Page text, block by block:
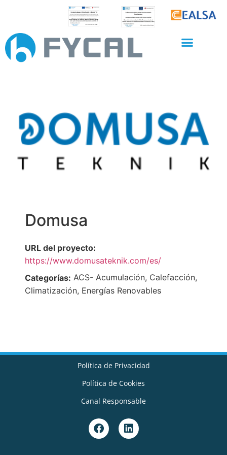
Domusa
URL del proyecto:
https://www.domusateknik.com/es/
Categorías: ACS- Acumulación, Calefacción,
Climatización, Energías Renovables
Política de Privacidad
Política de Cookies
Canal Responsable